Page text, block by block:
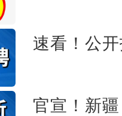
速看！公
官宣！新